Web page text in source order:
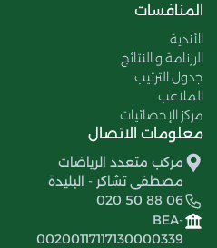
المنافسات
الأندية
الرزنامة و النتائج
جدول الترتيب
الملاعب
مركز الإحصائيات
معلومات الاتصال
مركب متعدد الرياضات
مصطفى تشاكر - البليدة
020 50 88 06
BEA-
00200117117130000339